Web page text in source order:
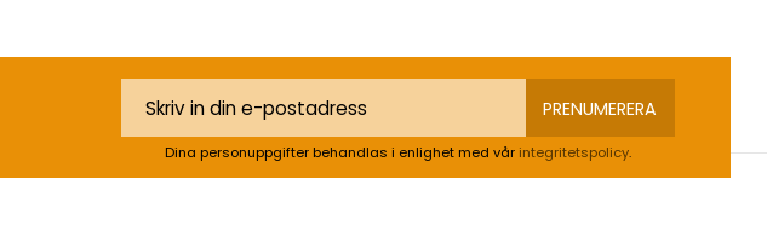
PRENUMERERA
Dina personuppgifter behandlas i enlighet med vår integritetspolicy.